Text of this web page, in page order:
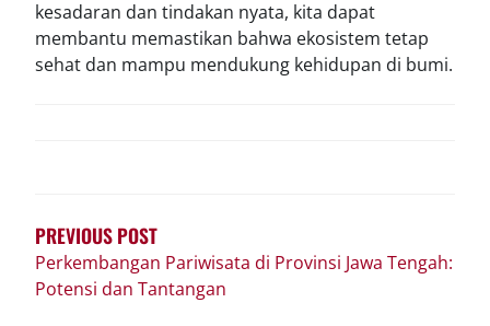
kesadaran dan tindakan nyata, kita dapat
membantu memastikan bahwa ekosistem tetap
sehat dan mampu mendukung kehidupan di bumi.
PREVIOUS POST
Perkembangan Pariwisata di Provinsi Jawa Tengah:
Potensi dan Tantangan